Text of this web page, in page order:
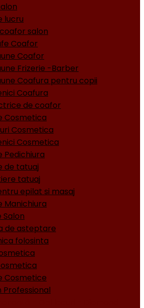
lucru
salon
Coafor
Coafor
Frizerie -Barber
Coafura pentru copii
Coafura
de coafor
Cosmetica
Cosmetica
Cosmetica
Pedichiura
de tatuaj
tatuaj
epilat si masaj
Manichiura
Salon
de asteptare
folosinta
Cosmetice
Professional